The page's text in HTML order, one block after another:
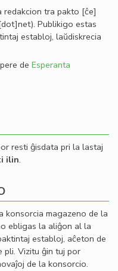
redakcion tra pakto [ĉe]
. Publikigo estas
establoj, laŭdiskrecia
de Esperanta
resti ĝisdata pri la lastaj
ilin.
konsorcia magazeno de la
ebligas la aliĝon al la
establoj, aĉeton de
pli. Vizitu ĝin tuj por
de la konsorcio.